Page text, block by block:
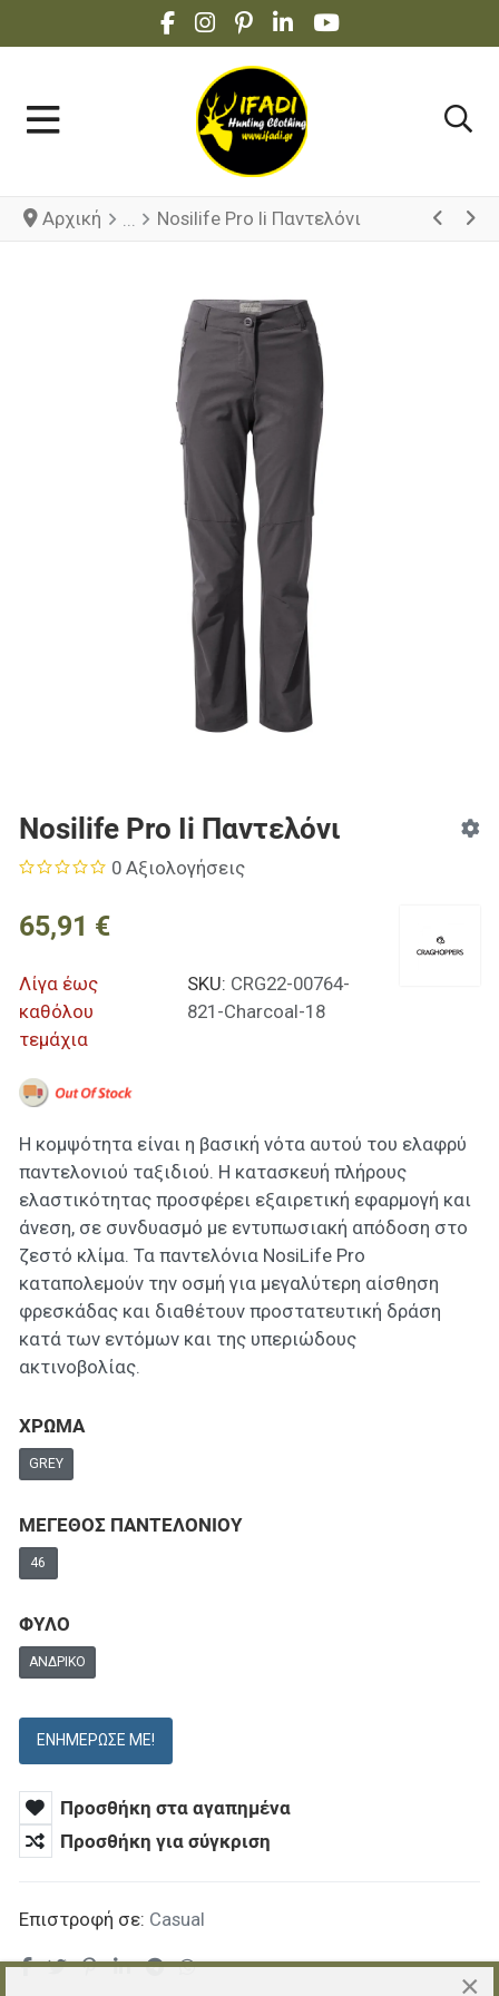
FACEBOOK SOCIAL LINK
INSTAGRAM SOCIAL LINK
PINTEREST SOCIAL LINK
LINKEDIN SOCIAL LINK
YOUTUBE SOCIAL
Αρχική Nosilife Pro Ii Παντελόνι
Nosilife Pro Ii Παντελόνι
0 Αξιολογήσεις
65,91 €
Λίγα έως
καθόλου
τεμάχια
SKU: CRG22-00764-
821-Charcoal-18
Η κομψότητα είναι η βασική νότα αυτού του ελαφρύ
παντελονιού ταξιδιού. Η κατασκευή πλήρους
ελαστικότητας προσφέρει εξαιρετική εφαρμογή και
άνεση, σε συνδυασμό με εντυπωσιακή απόδοση στο
ζεστό κλίμα. Τα παντελόνια NosiLife Pro
καταπολεμούν την οσμή για μεγαλύτερη αίσθηση
φρεσκάδας και διαθέτουν προστατευτική δράση
κατά των εντόμων και της υπεριώδους
ακτινοβολίας.
ΧΡΩΜΑ
GREY
ΜΕΓΕΘΟΣ ΠΑΝΤΕΛΟΝΙΟΥ
46
ΦΥΛΟ
ΑΝΔΡΙΚΌ
ΕΝΗΜΈΡΩΣΕ ΜΕ!
Προσθήκη στα αγαπημένα
Προσθήκη για σύγκριση
Επιστροφή σε: Casual
×